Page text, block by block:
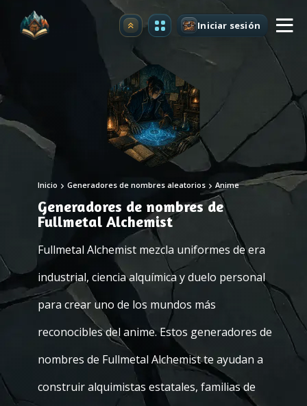
Mejorar Iniciar sesión
Inicio Generadores de nombres aleatorios Anime
Generadores de nombres de
Fullmetal Alchemist
Fullmetal Alchemist mezcla uniformes de era
industrial, ciencia alquímica y duelo personal
para crear uno de los mundos más
reconocibles del anime. Estos generadores de
nombres de Fullmetal Alchemist te ayudan a
construir alquimistas estatales, familias de